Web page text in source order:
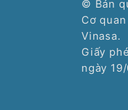
© Bản
Cơ
Vinasa.
Giấy
ngày